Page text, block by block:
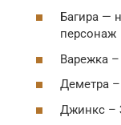
Багира —
персонаж
Варежка
Деметра
Джинкс –